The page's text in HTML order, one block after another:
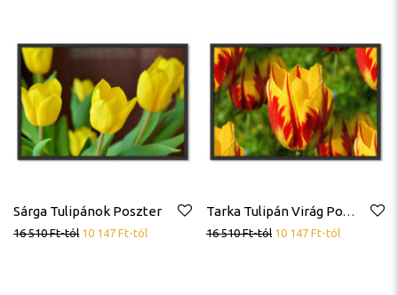
Sárga Tulipánok Poszter
16 510Ft-tól 10 147 Ft-tól
Tarka Tulipán Virág Poszter
16 510Ft-tól 10 147 Ft-tól